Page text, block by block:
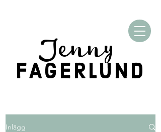
Jenny
FAGERLUND
Inlägg